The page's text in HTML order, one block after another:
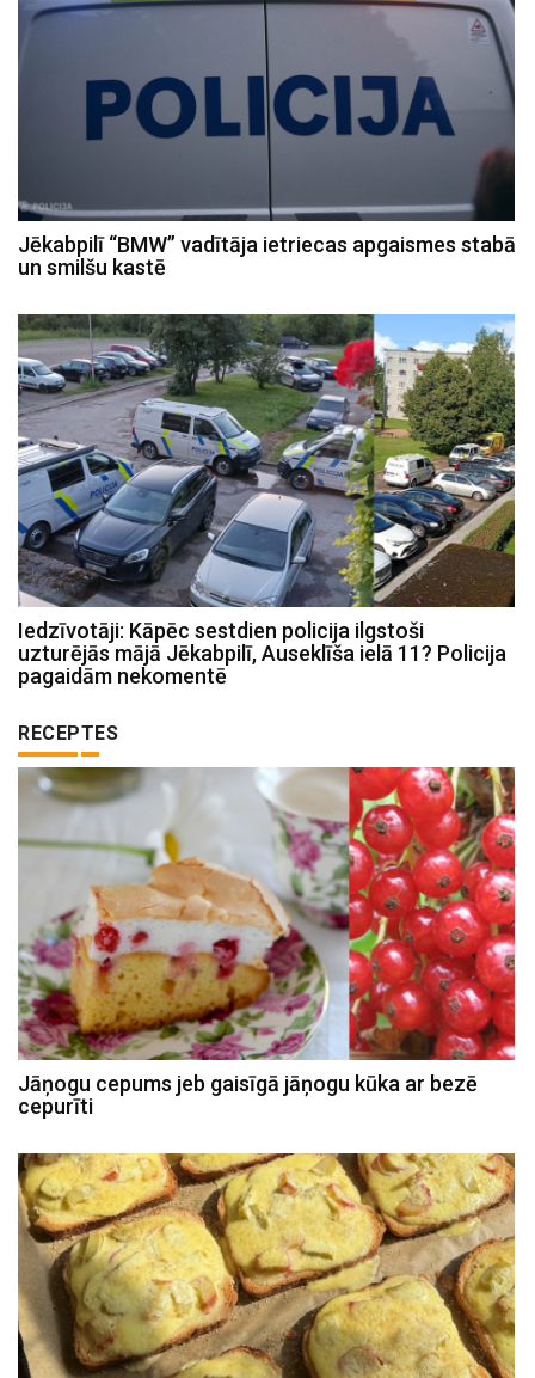
Jēkabpilī “BMW” vadītāja ietriecas apgaismes stabā
un smilšu kastē
Iedzīvotāji: Kāpēc sestdien policija ilgstoši
uzturējās mājā Jēkabpilī, Auseklīša ielā 11? Policija
pagaidām nekomentē
RECEPTES
Jāņogu cepums jeb gaisīgā jāņogu kūka ar bezē
cepurīti